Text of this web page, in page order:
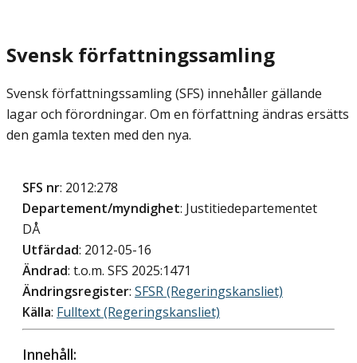
Svensk författningssamling
Svensk författningssamling (SFS) innehåller gällande
lagar och förordningar. Om en författning ändras ersätts
den gamla texten med den nya.
SFS nr: 2012:278
Departement/myndighet: Justitiedepartementet
DÅ
Utfärdad: 2012-05-16
Ändrad: t.o.m. SFS 2025:1471
Ändringsregister: SFSR (Regeringskansliet)
Källa: Fulltext (Regeringskansliet)
Innehåll: